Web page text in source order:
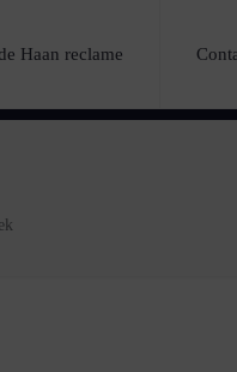
Haan reclame